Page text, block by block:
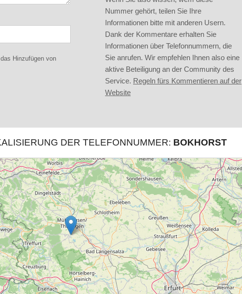
Hinzufügen von
Nummer gehört, teilen Sie Ihre
Informationen bitte mit anderen Usern.
Dank der Kommentare erhalten Sie
Informationen über Telefonnummern, die
Sie anrufen. Wir empfehlen Ihnen also eine
aktive Beteiligung an der Community des
Service. Regeln fürs Kommentieren auf der
Website
DER TELEFONNUMMER: BOKHORST